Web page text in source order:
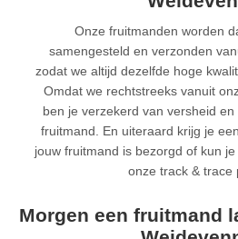
Onze fruitmanden worden
samengesteld en verzonden
zodat we altijd dezelfde hoge
Omdat we rechtstreeks vanuit
ben je verzekerd van versheid
fruitmand. En uiteraard krijg je
jouw fruitmand is bezorgd of kun
onze track & trace
Morgen een fruitmand